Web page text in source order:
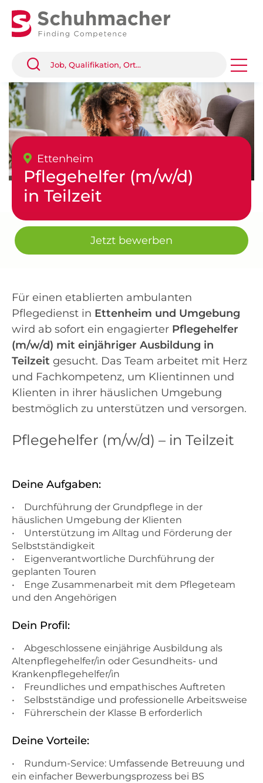
Ettenheim
Pflegehelfer (m/w/d)
in Teilzeit
Jetzt bewerben
Für einen etablierten ambulanten
Pflegedienst in Ettenheim und Umgebung
wird ab sofort ein engagierter Pflegehelfer
(m/w/d) mit einjähriger Ausbildung in
Teilzeit gesucht. Das Team arbeitet mit Herz
und Fachkompetenz, um Klientinnen und
Klienten in ihrer häuslichen Umgebung
bestmöglich zu unterstützen und versorgen.
Pflegehelfer (m/w/d) – in Teilzeit
Deine Aufgaben:
• Durchführung der Grundpflege in der
häuslichen Umgebung der Klienten
• Unterstützung im Alltag und Förderung der
Selbstständigkeit
• Eigenverantwortliche Durchführung der
geplanten Touren
• Enge Zusammenarbeit mit dem Pflegeteam
und den Angehörigen
Dein Profil:
• Abgeschlossene einjährige Ausbildung als
Altenpflegehelfer/in oder Gesundheits- und
Krankenpflegehelfer/in
• Freundliches und empathisches Auftreten
• Selbstständige und professionelle Arbeitsweise
• Führerschein der Klasse B erforderlich
Deine Vorteile:
• Rundum-Service: Umfassende Betreuung und
ein einfacher Bewerbungsprozess bei BS